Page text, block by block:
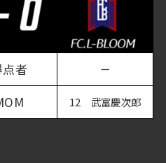
者 ー
12 武富慶次郎